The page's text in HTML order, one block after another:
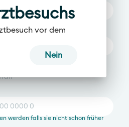
auf dem Vertrag entsprechen.
werden falls sie nicht schon früher
vor dem
Nein